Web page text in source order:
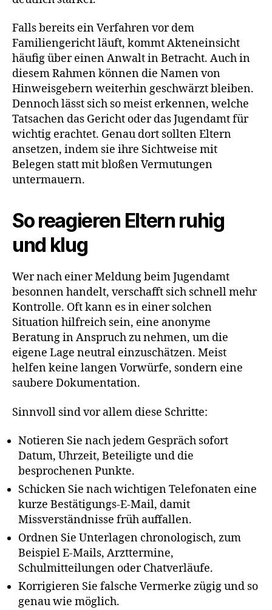
Falls bereits ein Verfahren vor dem
Familiengericht läuft, kommt Akteneinsicht
häufig über einen Anwalt in Betracht. Auch in
diesem Rahmen können die Namen von
Hinweisgebern weiterhin geschwärzt bleiben.
Dennoch lässt sich so meist erkennen, welche
Tatsachen das Gericht oder das Jugendamt für
wichtig erachtet. Genau dort sollten Eltern
ansetzen, indem sie ihre Sichtweise mit
Belegen statt mit bloßen Vermutungen
untermauern.
So reagieren Eltern ruhig
und klug
Wer nach einer Meldung beim Jugendamt
besonnen handelt, verschafft sich schnell mehr
Kontrolle. Oft kann es in einer solchen
Situation hilfreich sein, eine anonyme
Beratung in Anspruch zu nehmen, um die
eigene Lage neutral einzuschätzen. Meist
helfen keine langen Vorwürfe, sondern eine
saubere Dokumentation.
Sinnvoll sind vor allem diese Schritte:
Notieren Sie nach jedem Gespräch sofort
Datum, Uhrzeit, Beteiligte und die
besprochenen Punkte.
Schicken Sie nach wichtigen Telefonaten eine
kurze Bestätigungs-E-Mail, damit
Missverständnisse früh auffallen.
Ordnen Sie Unterlagen chronologisch, zum
Beispiel E-Mails, Arzttermine,
Schulmitteilungen oder Chatverläufe.
Korrigieren Sie falsche Vermerke zügig und so
genau wie möglich.